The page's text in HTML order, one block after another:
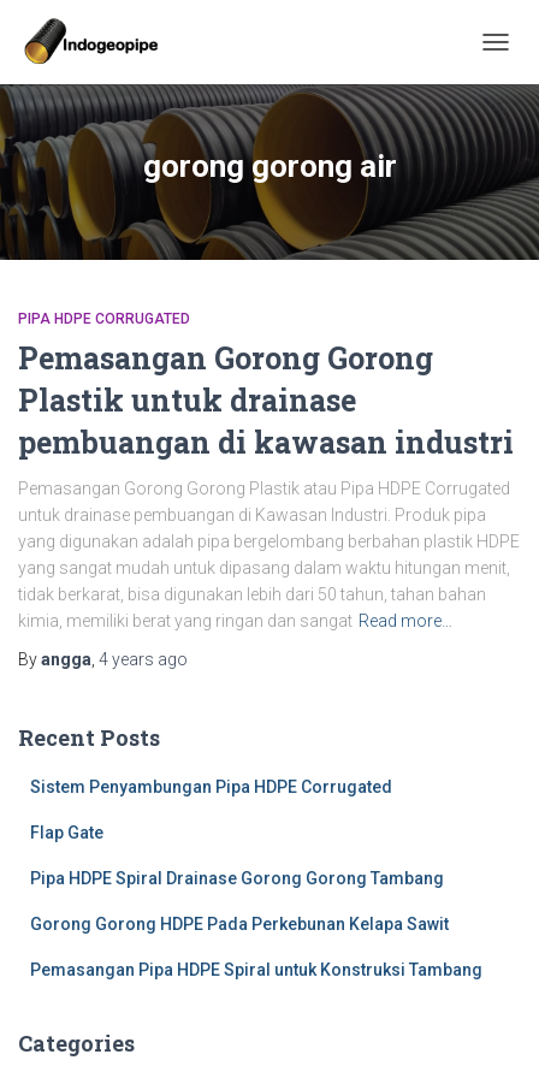
gorong gorong air
PIPA HDPE CORRUGATED
Pemasangan Gorong Gorong
Plastik untuk drainase
pembuangan di kawasan industri
Pemasangan Gorong Gorong Plastik atau Pipa HDPE Corrugated
untuk drainase pembuangan di Kawasan Industri. Produk pipa
yang digunakan adalah pipa bergelombang berbahan plastik HDPE
yang sangat mudah untuk dipasang dalam waktu hitungan menit,
tidak berkarat, bisa digunakan lebih dari 50 tahun, tahan bahan
kimia, memiliki berat yang ringan dan sangat Read more…
Byangga 4 years ago
Recent Posts
Sistem Penyambungan Pipa HDPE Corrugated
Flap Gate
Pipa HDPE Spiral Drainase Gorong Gorong Tambang
Gorong Gorong HDPE Pada Perkebunan Kelapa Sawit
Pemasangan Pipa HDPE Spiral untuk Konstruksi Tambang
Categories